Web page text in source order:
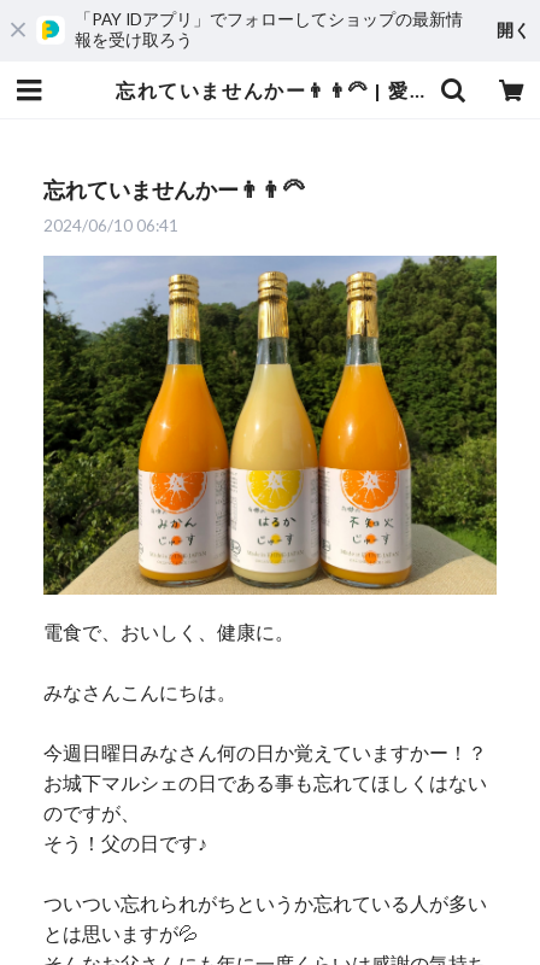
「PAY IDアプリ」でフォローしてショップの最新情
報を受け取ろう
開く
忘れていませんかー👨👨‍🦳 | 愛媛発の自然食品店 電子食品流通研究所オンラインストア｜電食で、おいしく、健康に
忘れていませんかー👨👨‍🦳
2024/06/10 06:41
電食で、おいしく、健康に。
みなさんこんにちは。
今週日曜日みなさん何の日か覚えていますかー！？
お城下マルシェの日である事も忘れてほしくはない
のですが、
そう！父の日です♪
ついつい忘れられがちというか忘れている人が多い
とは思いますが💦